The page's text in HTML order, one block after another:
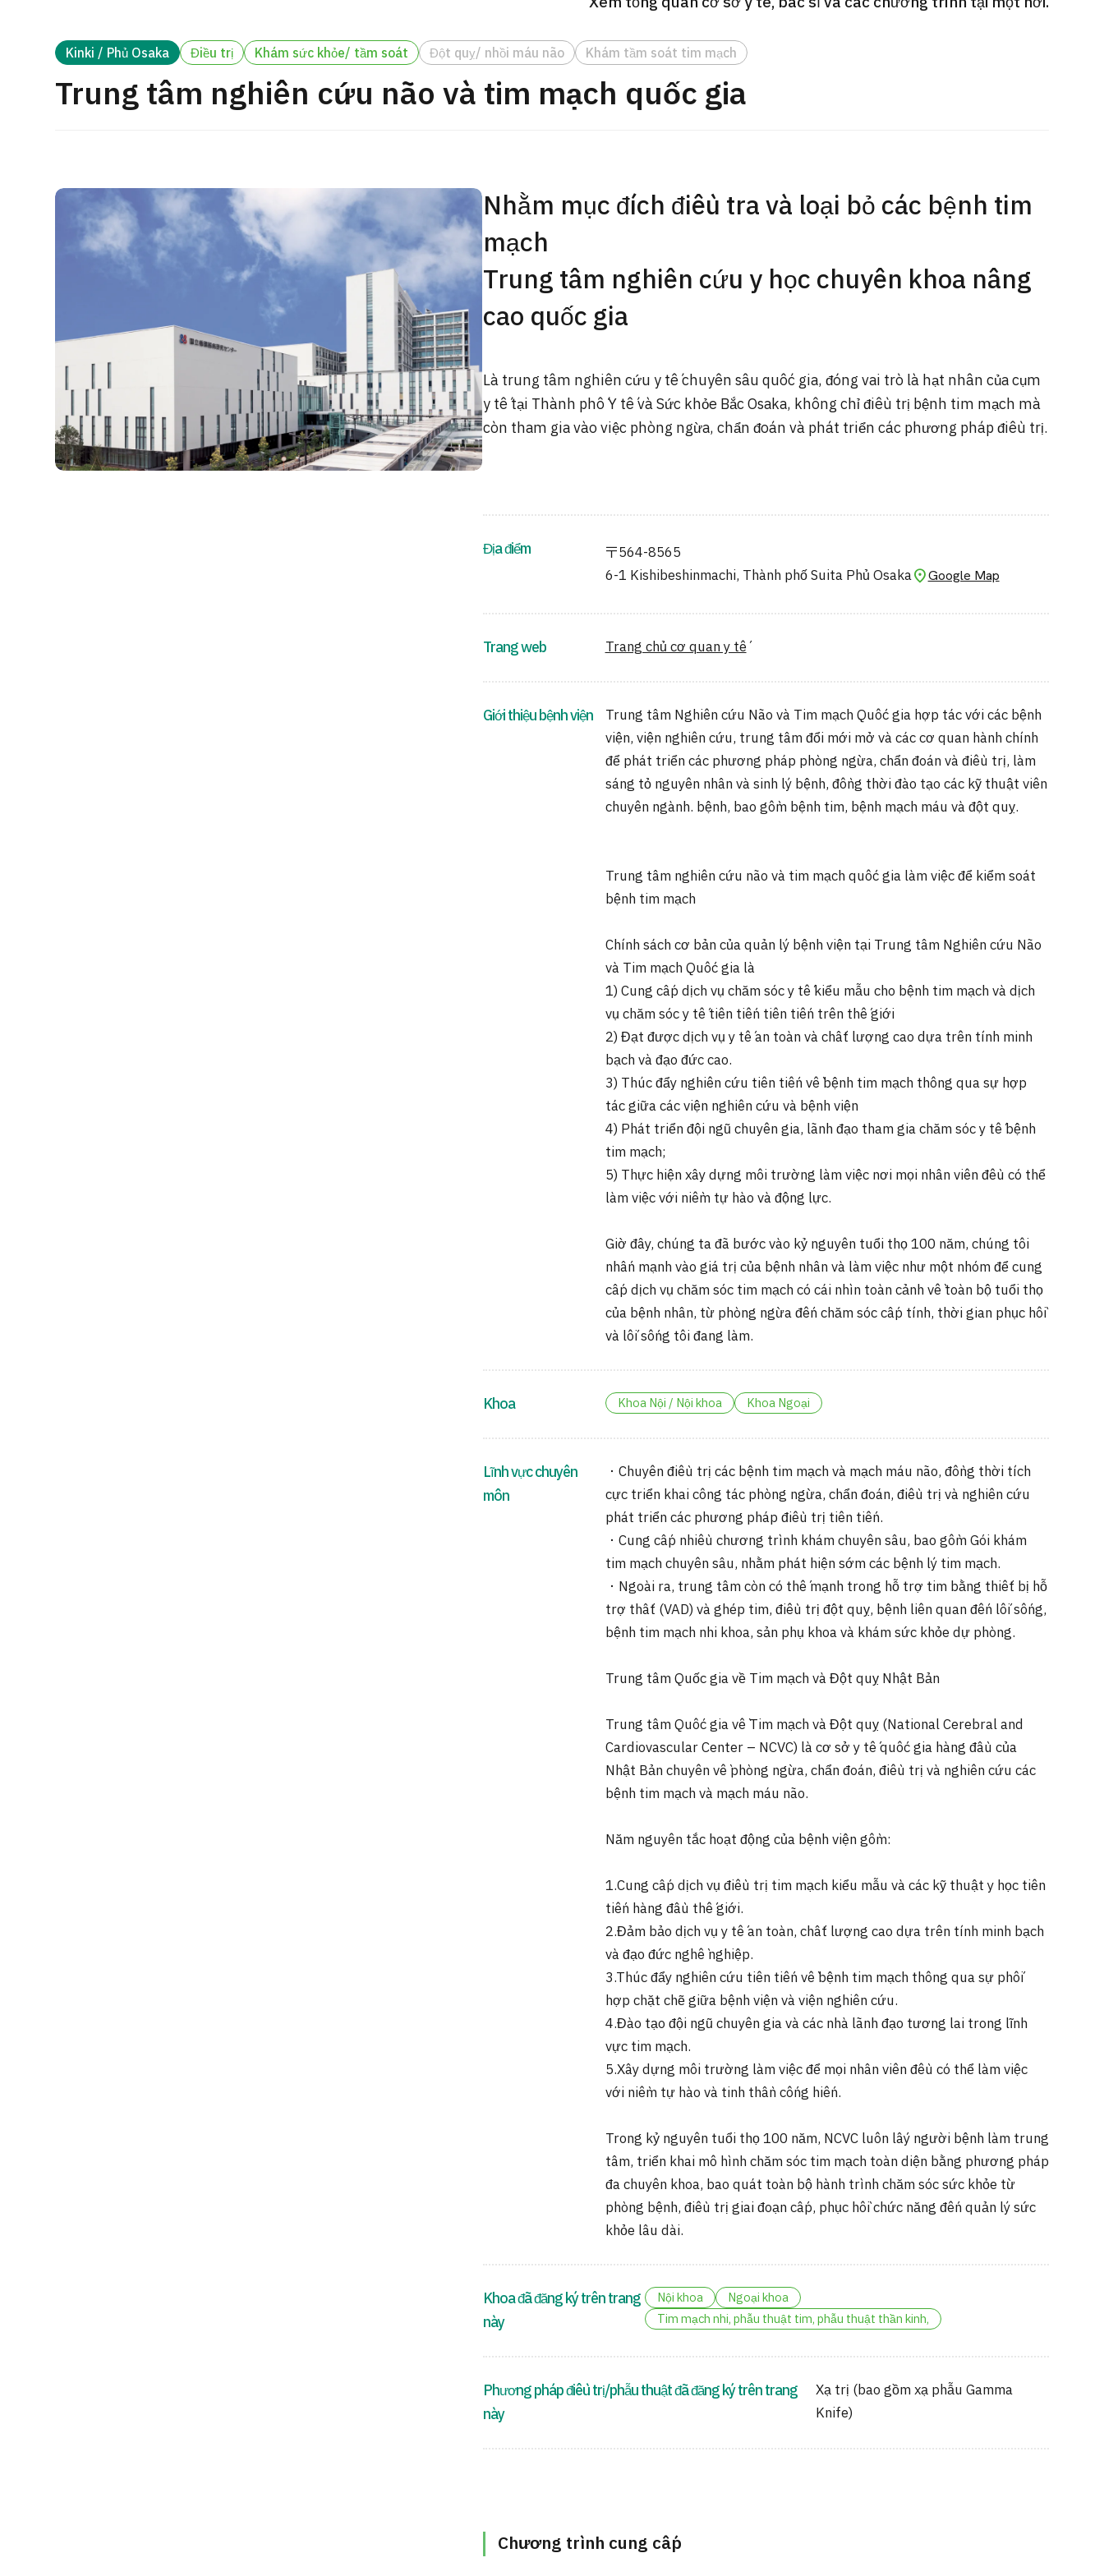
Tiếng Nhật Tiếng Anh Tiếng Trung Quốc Tiếng Việt
Liên hệ
JMHC-A ＜bao gồm nội soi dạ dày
tâm kiểm tra sức khỏe tổng quát
2026.01.12
Gói dịch vụ ý kiến y tế thứ hai cho
Kinki / Phủ Osaka Điều trị Khám sức khỏe/ tầm soát Đột quỵ/ nhồi máu não Khám tầm soát tim mạch
Trung tâm nghiên cứu não và tim mạch quốc gia
Nhằm mục đích điều tra và loại bỏ các bệnh tim
mạch
Trung tâm nghiên cứu y học chuyên khoa nâng
cao quốc gia
Là trung tâm nghiên cứu y tế chuyên sâu quốc gia, đóng vai trò là hạt nhân của cụm
y tế tại Thành phố Y tế và Sức khỏe Bắc Osaka, không chỉ điều trị bệnh tim mạch mà
còn tham gia vào việc phòng ngừa, chẩn đoán và phát triển các phương pháp điều trị.
Địa điểm
〒564-8565
6-1 Kishibeshinmachi, Thành phố Suita Phủ Osaka
Google Map
Trang web Trang chủ cơ quan y tế
Giới thiệu bệnh viện
Trung tâm Nghiên cứu Não và Tim mạch Quốc gia hợp tác với các bệnh
viện, viện nghiên cứu, trung tâm đổi mới mở và các cơ quan hành chính
để phát triển các phương pháp phòng ngừa, chẩn đoán và điều trị, làm
sáng tỏ nguyên nhân và sinh lý bệnh, đồng thời đào tạo các kỹ thuật viên
chuyên ngành. bệnh, bao gồm bệnh tim, bệnh mạch máu và đột quỵ.
Trung tâm nghiên cứu não và tim mạch quốc gia làm việc để kiểm soát
bệnh tim mạch
Chính sách cơ bản của quản lý bệnh viện tại Trung tâm Nghiên cứu Não
và Tim mạch Quốc gia là
1) Cung cấp dịch vụ chăm sóc y tế kiểu mẫu cho bệnh tim mạch và dịch
vụ chăm sóc y tế tiên tiến tiên tiến trên thế giới
2) Đạt được dịch vụ y tế an toàn và chất lượng cao dựa trên tính minh
bạch và đạo đức cao.
3) Thúc đẩy nghiên cứu tiên tiến về bệnh tim mạch thông qua sự hợp
tác giữa các viện nghiên cứu và bệnh viện
4) Phát triển đội ngũ chuyên gia, lãnh đạo tham gia chăm sóc y tế bệnh
tim mạch;
5) Thực hiện xây dựng môi trường làm việc nơi mọi nhân viên đều có thể
làm việc với niềm tự hào và động lực.
Giờ đây, chúng ta đã bước vào kỷ nguyên tuổi thọ 100 năm, chúng tôi
nhấn mạnh vào giá trị của bệnh nhân và làm việc như một nhóm để cung
cấp dịch vụ chăm sóc tim mạch có cái nhìn toàn cảnh về toàn bộ tuổi thọ
của bệnh nhân, từ phòng ngừa đến chăm sóc cấp tính, thời gian phục hồi
và lối sống tôi đang làm.
Khoa Khoa Nội / Nội khoa Khoa Ngoại
Lĩnh vực chuyên
môn
・Chuyên điều trị các bệnh tim mạch và mạch máu não, đồng thời tích
cực triển khai công tác phòng ngừa, chẩn đoán, điều trị và nghiên cứu
phát triển các phương pháp điều trị tiên tiến.
・Cung cấp nhiều chương trình khám chuyên sâu, bao gồm Gói khám
tim mạch chuyên sâu, nhằm phát hiện sớm các bệnh lý tim mạch.
・Ngoài ra, trung tâm còn có thế mạnh trong hỗ trợ tim bằng thiết bị hỗ
trợ thất (VAD) và ghép tim, điều trị đột quỵ, bệnh liên quan đến lối sống,
bệnh tim mạch nhi khoa, sản phụ khoa và khám sức khỏe dự phòng.
Trung tâm Quốc gia về Tim mạch và Đột quỵ Nhật Bản
Trung tâm Quốc gia về Tim mạch và Đột quỵ (National Cerebral and
Cardiovascular Center – NCVC) là cơ sở y tế quốc gia hàng đầu của
Nhật Bản chuyên về phòng ngừa, chẩn đoán, điều trị và nghiên cứu các
bệnh tim mạch và mạch máu não.
Năm nguyên tắc hoạt động của bệnh viện gồm:
1.Cung cấp dịch vụ điều trị tim mạch kiểu mẫu và các kỹ thuật y học tiên
tiến hàng đầu thế giới.
2.Đảm bảo dịch vụ y tế an toàn, chất lượng cao dựa trên tính minh bạch
và đạo đức nghề nghiệp.
3.Thúc đẩy nghiên cứu tiên tiến về bệnh tim mạch thông qua sự phối
hợp chặt chẽ giữa bệnh viện và viện nghiên cứu.
4.Đào tạo đội ngũ chuyên gia và các nhà lãnh đạo tương lai trong lĩnh
vực tim mạch.
5.Xây dựng môi trường làm việc để mọi nhân viên đều có thể làm việc
với niềm tự hào và tinh thần cống hiến.
Trong kỷ nguyên tuổi thọ 100 năm, NCVC luôn lấy người bệnh làm trung
tâm, triển khai mô hình chăm sóc tim mạch toàn diện bằng phương pháp
đa chuyên khoa, bao quát toàn bộ hành trình chăm sóc sức khỏe từ
phòng bệnh, điều trị giai đoạn cấp, phục hồi chức năng đến quản lý sức
khỏe lâu dài.
Khoa đã đăng ký trên trang
này
Nội khoa
Ngoại khoa
Tim mạch nhi, phẫu thuật tim, phẫu thuật thần kinh,
Phương pháp điều trị/phẫu thuật đã đăng ký trên trang
này
Xạ trị (bao gồm xạ phẫu Gamma
Knife)
Chương trình cung cấp